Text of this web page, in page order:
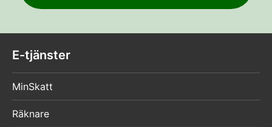
E-tjänster
MinSkatt
Räknare